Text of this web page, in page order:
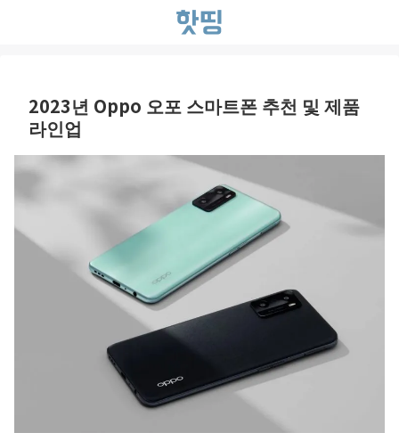
2023년 Oppo 오포 스마트폰 추천 및 제품
라인업